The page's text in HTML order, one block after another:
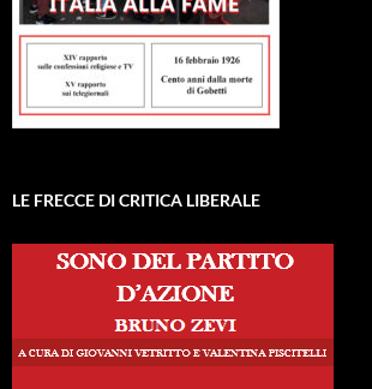
LE FRECCE DI CRITICA LIBERALE